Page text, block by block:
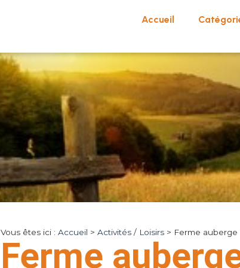
Accueil
Vous êtes ici : Accueil > Activités / Loisirs> Ferme auberge
Ferme